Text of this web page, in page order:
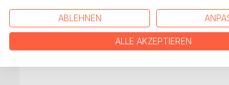
En bok för alla som är beredda att
medvetandets ursprung ur ett större
www.spiritual-works.com
ABLEHNEN
ALLE AKZEPTIEREN